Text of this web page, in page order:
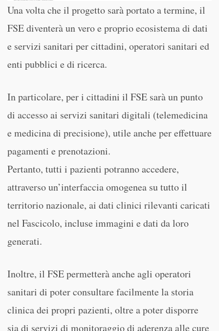
Una volta che il progetto sarà portato a termine, il
FSE diventerà un vero e proprio ecosistema di dati
e servizi sanitari per cittadini, operatori sanitari ed
enti pubblici e di ricerca.
In particolare, per i cittadini il FSE sarà un punto
di accesso ai servizi sanitari digitali (telemedicina
e medicina di precisione), utile anche per effettuare
pagamenti e prenotazioni.
Pertanto, tutti i pazienti potranno accedere,
attraverso un’interfaccia omogenea su tutto il
territorio nazionale, ai dati clinici rilevanti caricati
nel Fascicolo, incluse immagini e dati da loro
generati.
Inoltre, il FSE permetterà anche agli operatori
sanitari di poter consultare facilmente la storia
clinica dei propri pazienti, oltre a poter disporre
sia di servizi di monitoraggio di aderenza alle cure